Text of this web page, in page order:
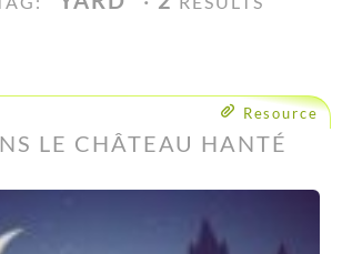
Resource
LE CHÂTEAU HANTÉ